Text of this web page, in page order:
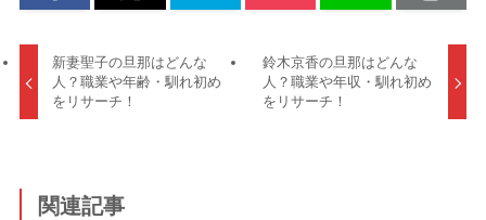
新妻聖子の旦那はどんな
人？職業や年齢・馴れ初め
をリサーチ！
鈴木京香の旦那はどんな
人？職業や年収・馴れ初め
をリサーチ！
関連記事